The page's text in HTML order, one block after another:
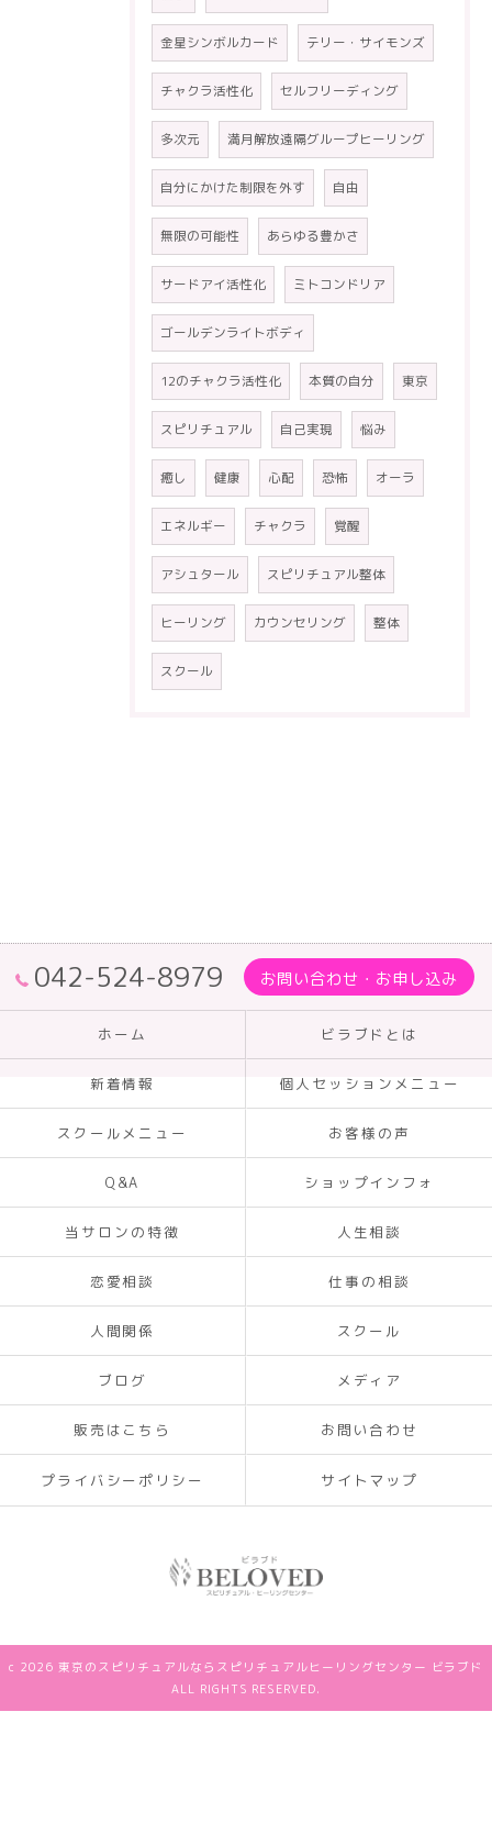
金星シンボルカード テリー・サイモンズ
チャクラ活性化 セルフリーディング
多次元 満月解放遠隔グループヒーリング
自分にかけた制限を外す 自由
無限の可能性 あらゆる豊かさ
サードアイ活性化 ミトコンドリア
ゴールデンライトボディ
12のチャクラ活性化 本質の自分 東京
スピリチュアル 自己実現 悩み
癒し 健康 心配 恐怖 オーラ
エネルギー チャクラ 覚醒
アシュタール スピリチュアル整体
ヒーリング カウンセリング 整体
スクール
042-524-8979 お問い合わせ・お申し込み
ホーム ビラブドとは
新着情報 個人セッションメニュー
スクールメニュー お客様の声
Q&A ショップインフォ
当サロンの特徴 人生相談
恋愛相談 仕事の相談
人間関係 スクール
ブログ メディア
販売はこちら お問い合わせ
プライバシーポリシー サイトマップ
c 2026 東京のスピリチュアルならスピリチュアルヒーリングセンター ビラブド
ALL RIGHTS RESERVED.